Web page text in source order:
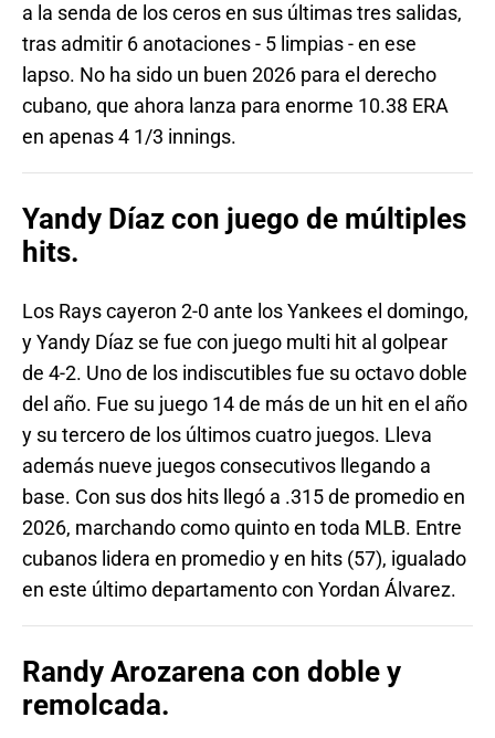
a la senda de los ceros en sus últimas tres salidas,
tras admitir 6 anotaciones - 5 limpias - en ese
lapso. No ha sido un buen 2026 para el derecho
cubano, que ahora lanza para enorme 10.38 ERA
en apenas 4 1/3 innings.
Yandy Díaz con juego de múltiples
hits.
Los Rays cayeron 2-0 ante los Yankees el domingo,
y Yandy Díaz se fue con juego multi hit al golpear
de 4-2. Uno de los indiscutibles fue su octavo doble
del año. Fue su juego 14 de más de un hit en el año
y su tercero de los últimos cuatro juegos. Lleva
además nueve juegos consecutivos llegando a
base. Con sus dos hits llegó a .315 de promedio en
2026, marchando como quinto en toda MLB. Entre
cubanos lidera en promedio y en hits (57), igualado
en este último departamento con Yordan Álvarez.
Randy Arozarena con doble y
remolcada.